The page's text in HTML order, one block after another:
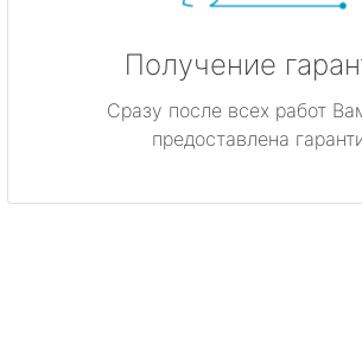
Получение
Сразу после всех работ
предоставлена